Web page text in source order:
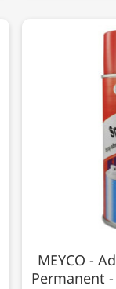
MEYCO -
Permanent